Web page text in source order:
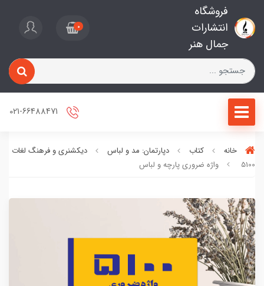
فروشگاه
انتشارات
جمال هنر
0
خانه کتاب دپارتمان: مد و لباس
دیکشنری و فرهنگ لغات
5100 واژه ضروری پارچه و لباس